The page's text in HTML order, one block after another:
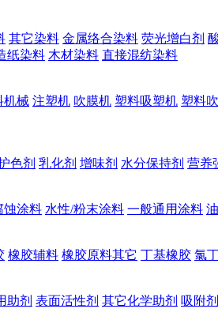
其它染料 金属络合染料 荧光增白剂
纸染料 木材染料 直接混纺染料
机械 注塑机 吹膜机 塑料吸塑机 塑料
色剂 乳化剂 增味剂 水分保持剂 营养
蚀涂料 水性/粉末涂料 一般通用涂料
橡胶辅料 橡胶原料其它 丁基橡胶 氯
助剂 表面活性剂 其它化学助剂 吸附剂